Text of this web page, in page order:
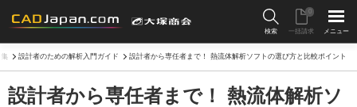
検索 一括請求
0
メニュー
設計者のための解析入門ガイド 設計者から専任者まで！ 熱流体解析ソフトの選び方と比較ポイント
設計者から専任者まで！ 熱流体解析ソ